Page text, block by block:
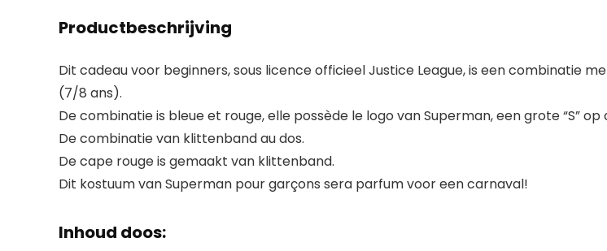
Productbeschrijving
Dit cadeau voor beginners, sous licence officieel Justice League, is een combinatie
(7/8 ans).
De combinatie is bleue et rouge, elle possède le logo van Superman, een grote “S”
De combinatie van klittenband au dos.
De cape rouge is gemaakt van klittenband.
Dit kostuum van Superman pour garçons sera parfum voor een carnaval!
Inhoud doos: